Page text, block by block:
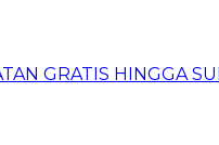
GRATIS HINGGA